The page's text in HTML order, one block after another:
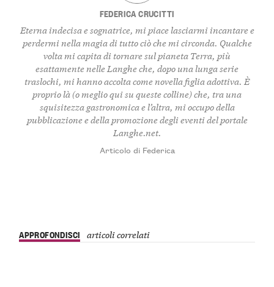
FEDERICA CRUCITTI
Eterna indecisa e sognatrice, mi piace lasciarmi incantare e
perdermi nella magia di tutto ciò che mi circonda. Qualche
volta mi capita di tornare sul pianeta Terra, più
esattamente nelle Langhe che, dopo una lunga serie
traslochi, mi hanno accolta come novella figlia adottiva. È
proprio là (o meglio qui su queste colline) che, tra una
squisitezza gastronomica e l’altra, mi occupo della
pubblicazione e della promozione degli eventi del portale
Langhe.net.
Articolo di Federica
APPROFONDISCI articoli correlati